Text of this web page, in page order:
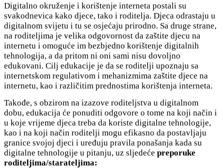
Digitalno okruženje i korištenje interneta postali su
svakodnevica kako djece, tako i roditelja. Djeca odrastaju u
digitalnom svijetu i tu se osjećaju prirodno. Sa druge strane,
na roditeljima je velika odgovornost da zaštite djecu na
internetu i omoguće im bezbjedno korištenje digitalnih
tehnologija, a da pritom ni oni sami nisu dovoljno
edukovani. Cilj edukacije je da se roditelji upoznaju sa
internetskom regulativom i mehanizmima zaštite djece na
internetu, kao i različitim prednostima korištenja interneta.
Takođe, s obzirom na izazove roditeljstva u digitalnom
dobu, edukacija će ponuditi odgovore o tome na koji način i
u koje vrijeme djeca treba da koriste digitalne tehnologije,
kao i na koji način roditelji mogu efikasno da postavljaju
granice svojoj djeci i uređuju pravila ponašanja kada su
digitalne tehnologije u pitanju, uz sljedeće preporuke
roditeljima/starateljima: